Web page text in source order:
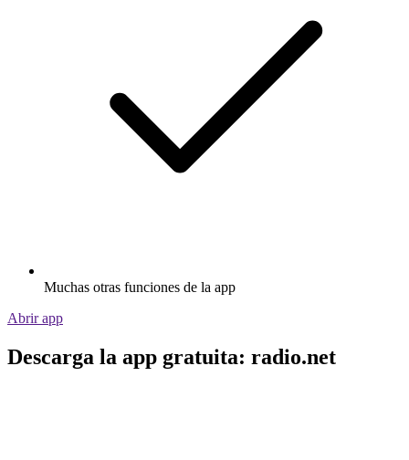
Muchas otras funciones de la app
Abrir app
Descarga la app gratuita: radio.net